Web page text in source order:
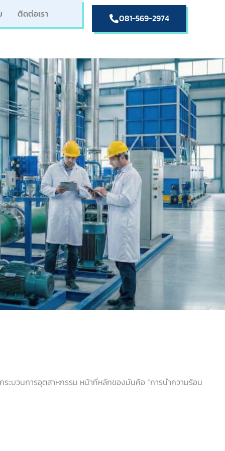
ติดต่อเรา 081-569-2974
ะบวนการอุตสาหกรรม หน้าที่หลักของมันคือ “การนำความร้อน